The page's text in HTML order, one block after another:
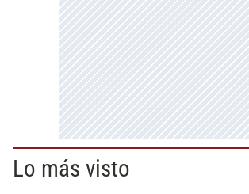
Lo más visto